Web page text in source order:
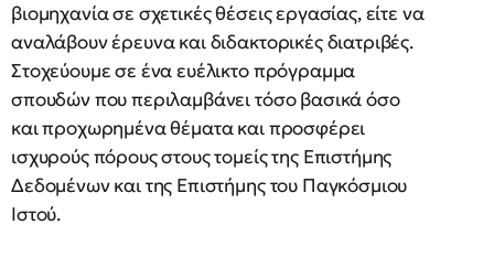
βιομηχανία σε σχετικές θέσεις εργασίας, είτε να
αναλάβουν έρευνα και διδακτορικές διατριβές.
Στοχεύουμε σε ένα ευέλικτο πρόγραμμα
σπουδών που περιλαμβάνει τόσο βασικά όσο
και προχωρημένα θέματα και προσφέρει
ισχυρούς πόρους στους τομείς της Επιστήμης
Δεδομένων και της Επιστήμης του Παγκόσμιου
Ιστού.